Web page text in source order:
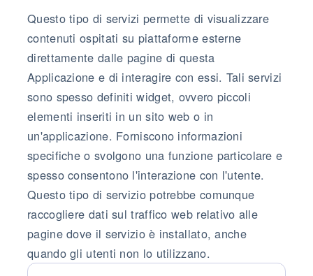
Questo tipo di servizi permette di visualizzare
contenuti ospitati su piattaforme esterne
direttamente dalle pagine di questa
Applicazione e di interagire con essi. Tali servizi
sono spesso definiti widget, ovvero piccoli
elementi inseriti in un sito web o in
un'applicazione. Forniscono informazioni
specifiche o svolgono una funzione particolare e
spesso consentono l'interazione con l'utente.
Questo tipo di servizio potrebbe comunque
raccogliere dati sul traffico web relativo alle
pagine dove il servizio è installato, anche
quando gli utenti non lo utilizzano.